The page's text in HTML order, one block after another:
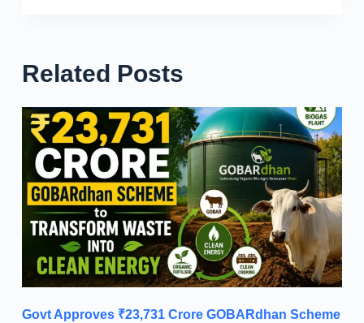
Related Posts
Govt Approves ₹23,731 Crore GOBARdhan Scheme